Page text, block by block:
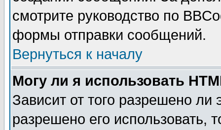
смотрите руководство по
формы отправки сообщений.
Вернуться к началу
Могу ли я использовать
Зависит от того разрешено
разрешено его использовать,